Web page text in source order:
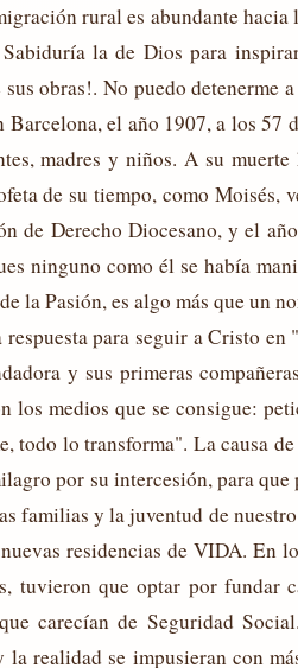
rural es abundante
la de Dios para
obras!. No puedo
Barcelona, el año 1907, a los
madres y niños. A su
de su tiempo, como Moisés,
de Derecho Diocesano, y el
ninguno como él se había
la Pasión, es algo más que un
respuesta para seguir a Cristo
y sus primeras
los medios que se consigue:
todo lo transforma". La causa
por su intercesión, para
familias y la juventud de
residencias de VIDA. En
tuvieron que optar por
carecían de Seguridad
realidad se impusieran con